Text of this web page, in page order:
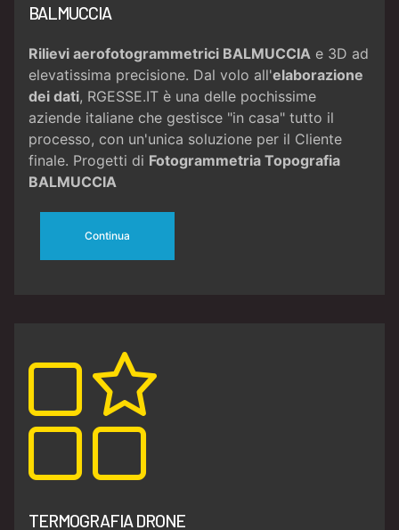
BALMUCCIA
Rilievi aerofotogrammetrici BALMUCCIA e 3D ad
elevatissima precisione. Dal volo all'elaborazione
dei dati, RGESSE.IT è una delle pochissime
aziende italiane che gestisce "in casa" tutto il
processo, con un'unica soluzione per il Cliente
finale. Progetti di Fotogrammetria Topografia
BALMUCCIA
Continua
TERMOGRAFIA DRONE